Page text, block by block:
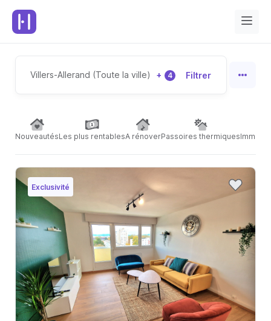
Villers-Allerand (Toute la ville) + 4 Filtrer
NouveautésLes plus rentablesA rénoverPassoires thermiques
Exclusivité